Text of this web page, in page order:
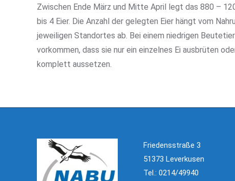
Zwischen Ende März und Mitte April legt das 880 –
bis 4 Eier. Die Anzahl der gelegten Eier hängt vom
jeweiligen Standortes ab. Bei einem niedrigen
vorkommen, dass sie nur ein einzelnes Ei ausbrüten
komplett aussetzen.
Friedensstraße 3
51373 Leverkusen
Tel.: 0214/49940